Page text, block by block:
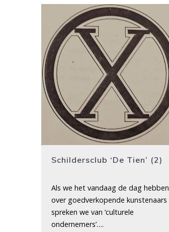
Schildersclub ‘De Tien’ (2)
Als we het vandaag de dag hebben
over goedverkopende kunstenaars
spreken we van ‘culturele
ondernemers’….